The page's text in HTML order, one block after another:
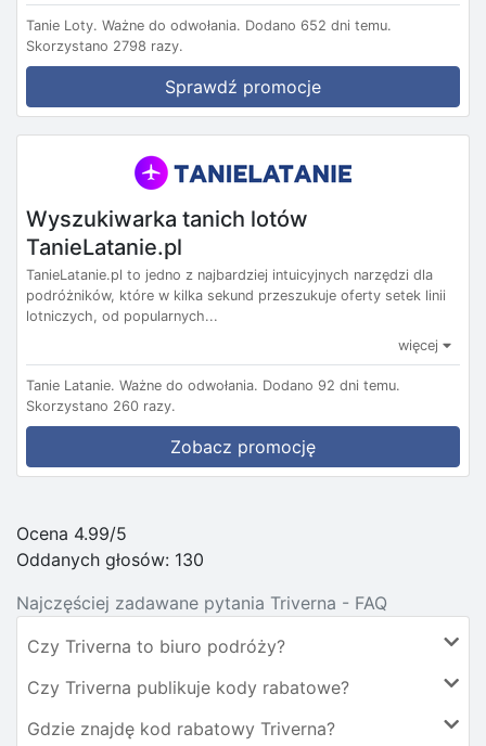
Tanie Loty. Ważne do odwołania. Dodano 652 dni temu.
Skorzystano 2798 razy.
Sprawdź promocje
Wyszukiwarka tanich lotów
TanieLatanie.pl
TanieLatanie.pl to jedno z najbardziej intuicyjnych narzędzi dla
podróżników, które w kilka sekund przeszukuje oferty setek linii
lotniczych, od popularnych...
więcej
Tanie Latanie. Ważne do odwołania. Dodano 92 dni temu.
Skorzystano 260 razy.
Zobacz promocję
Ocena 4.99/5
Oddanych głosów: 130
Najczęściej zadawane pytania Triverna - FAQ
Czy Triverna to biuro podróży?
Czy Triverna publikuje kody rabatowe?
Gdzie znajdę kod rabatowy Triverna?